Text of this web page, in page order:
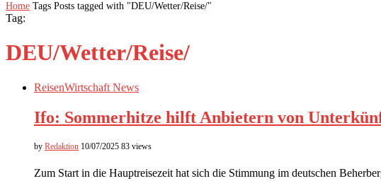
Home Tags Posts tagged with "DEU/Wetter/Reise/"
Tag:
DEU/Wetter/Reise/
ReisenWirtschaft News
Ifo: Sommerhitze hilft Anbietern von
by Redaktion 10/07/2025 83 views
Zum Start in die Hauptreisezeit hat sich die Stimmung im deutschen